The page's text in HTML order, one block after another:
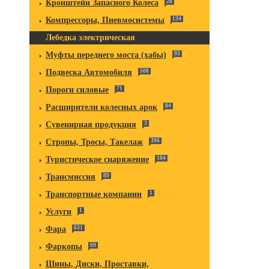
Кронштейн Запасного Колеса 28
Компрессоры, Пневмосистемы 134
Лебедка электрическая
Муфты переднего моста (хабы)
93
Подвеска Автомобиля 508
Пороги силовые 71
Расширители колесных арок 84
Сувенирная продукция 3
Стропы, Тросы, Такелаж 396
Туристическое снаряжение 184
Трансмиссия 89
Транспортные компании 1
Услуги 1
Фара 631
Фаркопы 69
Шины, Диски, Проставки,